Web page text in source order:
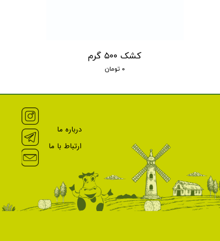
کشک ۵۰۰ گرم
۰ تومان
درباره ما
ارتباط با ما